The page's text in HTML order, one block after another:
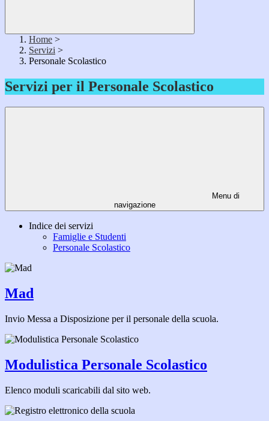
Home >
Servizi >
Personale Scolastico
Servizi per il Personale Scolastico
Menu di
navigazione
Indice dei servizi
Famiglie e Studenti
Personale Scolastico
Mad
Invio Messa a Disposizione per il personale della scuola.
Modulistica Personale Scolastico
Elenco moduli scaricabili dal sito web.